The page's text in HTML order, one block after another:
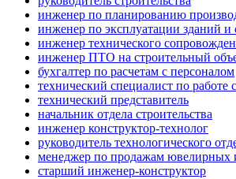
инженер по планированию
инженер по эксплуатации зданий и
инженер технического
инженер ПТО на строительный
бухгалтер по расчетам с персоналом
технический специалист по работе
технический представитель
начальник отдела строительства
инженер конструктор-технолог
руководитель технологического
менеджер по продажам ювелирных
старший инженер-конструктор